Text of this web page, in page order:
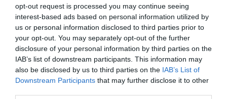
opt-out request is processed you may continue seeing
interest-based ads based on personal information utilized by
us or personal information disclosed to third parties prior to
your opt-out. You may separately opt-out of the further
disclosure of your personal information by third parties on the
IAB’s list of downstream participants. This information may
also be disclosed by us to third parties on the IAB’s List of
Downstream Participants that may further disclose it to other
2025-ben a bruttó minimálbér 290 800 forint. Ennél a katások
nyugdíj megállapításához beszámítható bruttó keresete,
lényegesen kisebb kisebb (108 ezer forint). Ezért arányosítanunk
kell a szolgálati idő megállapításához. 1 évnyi munka így
mindössze 0,37 év szolgálati időnek jön ki, ez 40 év alatt 14,8
évet jelent.
Innentől egy elemre van már csak szükségünk. Az öregségi